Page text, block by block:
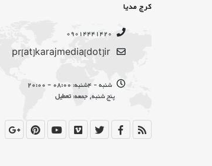
کرج مدیا
09014441420
pr[at]karajmedia[dot]ir
شنبه - 4شنبه:
08:00 - 20:00
پنج شنبه, جمعه:تعطیل